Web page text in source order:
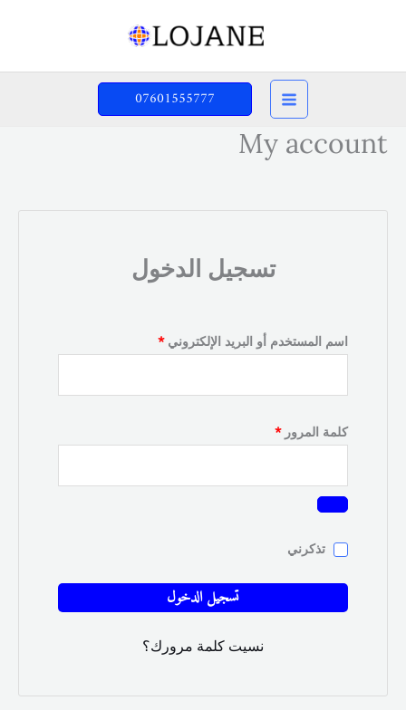
07601555777
My account
تسجيل الدخول
اسم المستخدم أو البريد الإلكتروني*مطلوبة
كلمة المرور*مطلوبة
تذكرني
تسجيل الدخول
نسيت كلمة مرورك؟